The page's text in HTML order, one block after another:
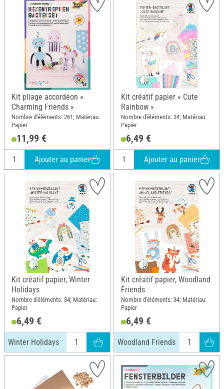
Kit pliage accordéon «
Charming Friends »
Nombre d'éléments: 261; Matériau:
Papier
11,99 €
Ajouter au panier
Kit créatif papier « Cute
Rainbow »
Nombre d'éléments: 34; Matériau:
Papier
6,49 €
Ajouter au panier
Kit créatif papier, Winter
Holidays
Nombre d'éléments: 34; Matériau:
Papier
6,49 €
Winter Holidays
Kit créatif papier, Woodland
Friends
Nombre d'éléments: 34; Matériau:
Papier
6,49 €
Woodland Friends